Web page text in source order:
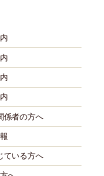
係者の方へ
ている方へ